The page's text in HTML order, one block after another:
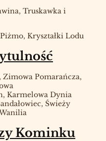
Truskawka i
Kryształki Lodu
Zimowa Pomarańcza,
Karmelowa Dynia
Świeży
Kominku